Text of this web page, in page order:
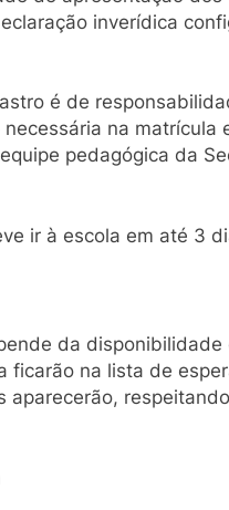
inverídica
é de
na matrícula
pedagógica da
ir à escola em até 3
da
ficarão na lista de
aparecerão,